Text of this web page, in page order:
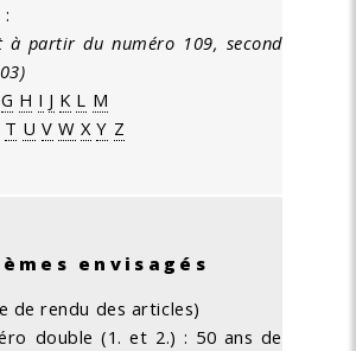
à partir du numéro 109, second
G H I J K L M
T U V W X Y Z
envisagés
de rendu des articles)
double (1. et 2.) : 50 ans de